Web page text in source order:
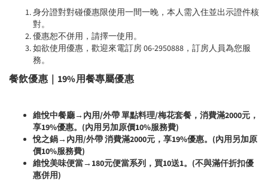
身分證對對碰優惠限使用一間一晚，本人需入住並出示證件核
對。
優惠恕不併用，請擇一使用。
如欲使用優惠，歡迎來電訂房 06-2950888，訂房人員為您服
務。
餐飲優惠｜19%用餐專屬優惠
維悅中餐廳→內用/外帶 單點料理/梅花套餐，消費滿2000元，
享19%優惠。(內用另加原價10%服務費)
悅之鍋→內用/外帶 消費滿2000元，享19%優惠。(內用另加原
價10%服務費)
維悅美味便當→180元便當系列，買10送1。(不與滿仟折扣優
惠併用)